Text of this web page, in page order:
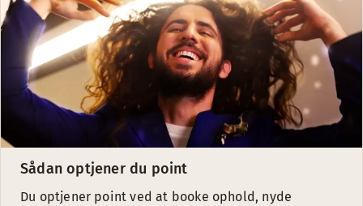
Scandic Bodø
Scandic Asker
Scandic Ambassadeur Drammen
Scandic Haugesund
Scandic Nordkapp
Sådan optjener du point
Du optjener point ved at booke ophold, nyde